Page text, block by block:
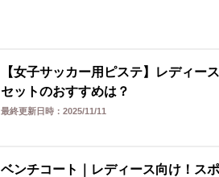
【女子サッカー用ピステ】レディー
セットのおすすめは？
最終更新日時： 2025/11/11
ベンチコート｜レディース向け！ス